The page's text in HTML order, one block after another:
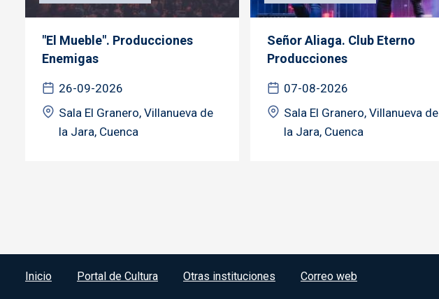
"El Mueble". Producciones
Enemigas
26-09-2026
Sala El Granero, Villanueva de
la Jara, Cuenca
Señor Aliaga. Club Eterno
Producciones
07-08-2026
Sala El Granero, Villanueva de
la Jara, Cuenca
Menú del pie
Inicio Portal de Cultura Otras instituciones Correo web